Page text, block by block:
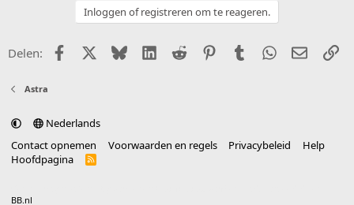
Inloggen of registreren om te reageren.
Delen: FacebookX (Twitter)
BlueskyLinkedIn
Reddit PinterestTumblr WhatsApp
E-mail
Astra
Nederlands
Contact opnemen
Voorwaarden en regels Privacybeleid
Help
Hoofdpagina
R
BB.nl